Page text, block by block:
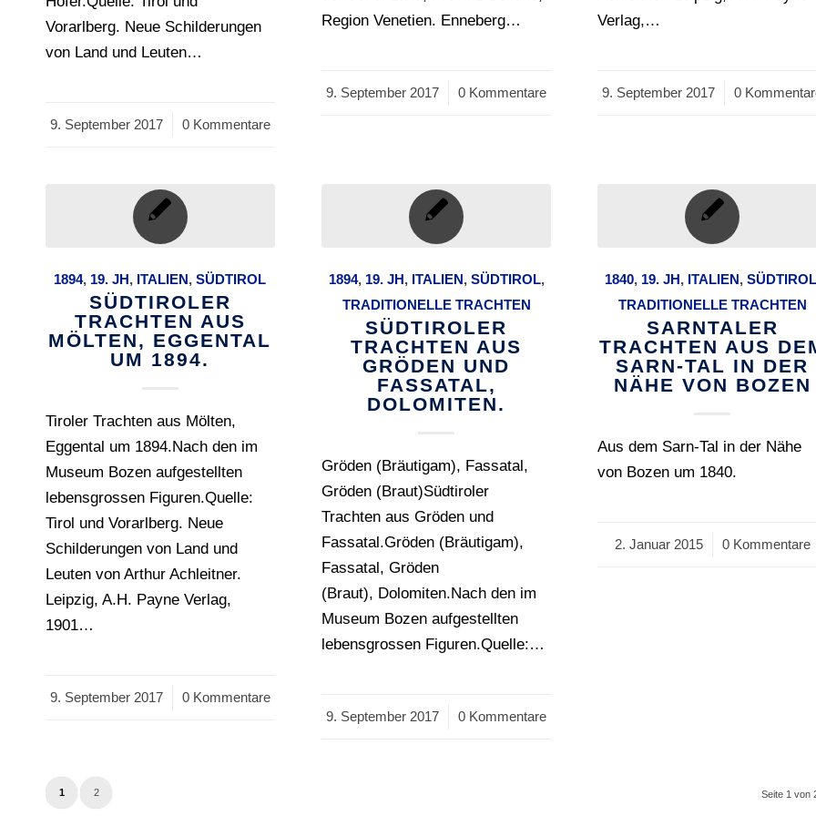
Vorarlberg. Neue Schilderungen
von Land und Leuten…
9. September 2017
/ 0 Kommentare
Region Venetien. Enneberg…
9. September 2017
/ 0 Kommentare
Verlag,…
9. September 2017
/ 0
1894, 19. JH, ITALIEN,SÜDTIROL
SÜDTIROLER
TRACHTEN AUS
MÖLTEN, EGGENTAL
UM 1894.
Tiroler Trachten aus Mölten,
Eggental um 1894.Nach den im
Museum Bozen aufgestellten
lebensgrossen Figuren.Quelle:
Tirol und Vorarlberg. Neue
Schilderungen von Land und
Leuten von Arthur Achleitner.
Leipzig, A.H. Payne Verlag,
1901…
9. September 2017
/ 0 Kommentare
1894, 19. JH, ITALIEN, SÜDTIROL,
TRADITIONELLE TRACHTEN
SÜDTIROLER
TRACHTEN AUS
GRÖDEN UND
FASSATAL,
DOLOMITEN.
Gröden (Bräutigam), Fassatal,
Gröden (Braut)Südtiroler
Trachten aus Gröden und
Fassatal.Gröden (Bräutigam),
Fassatal, Gröden
(Braut), Dolomiten.Nach den im
Museum Bozen aufgestellten
lebensgrossen Figuren.Quelle:…
9. September 2017
/ 0 Kommentare
1840, 19. JH, ITALIEN, SÜDTIROL
TRADITIONELLE TRACHTEN
SARNTALER
TRACHTEN AUS
SARN-TAL IN DER
NÄHE VON BOZEN
Aus dem Sarn-Tal in der Nähe
von Bozen um 1840.
2. Januar 2015
/ 0 Kommentare
Seite 1 von
1 2